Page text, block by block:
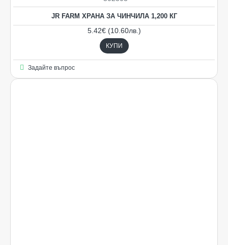
JR FARM ХРАНА ЗА ЧИНЧИЛА 1,200 КГ
5.42€ (10.60лв.)
КУПИ
Задайте въпрос